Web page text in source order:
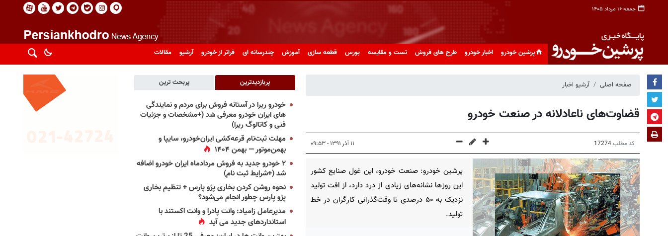
جمعه ۱۶ مرداد ۱۴۰۵
پرشین خودرو اخبار خودرو طرح های فروش تست و مقایسه بورس قطعه سازی آموزش چندرسانه ای فراتر از خودرو آرشیو مقالات
صفحه اصلی آرشیو اخبار
قضاوت‌های ناعادلانه در صنعت خودرو
کد مطلب17274 ۱۱ آذر ۱۳۹۱ - ۰۹:۵۳
پرشین خودرو: صنعت خودرو، این غول صنایع کشور
این روزها نشانه‌های زیادی از درد دارد، از افت تولید
نزدیک به ۵۰ درصدی تا وقت‌گذرانی کارگران در خط
تولید.
پربازدیدترین پربحث ترین
خودرو ریرا در آستانه فروش برای مردم و نمایندگی
های ایران خودرو معرفی شد (+مشخصات و جزئیات
فنی و کاتالوگ ریرا)
مهلت ثبت‌نام قرعه‌کشی ایران‌خودرو، سایپا و
بهمن‌موتور — بهمن ۱۴۰۴
۲ خودرو جدید به فروش مردادماه ایران خودرو اضافه
شد (+شرایط ثبت نام)
نحوه روشن کردن بخاری پژو پارس + تنظیم بخاری
پژو پارس چطور انجام می‌شود؟
مدیرعامل زامیاد: وانت پادرا و وانت اکستند با
استانداردهای جدید می آید